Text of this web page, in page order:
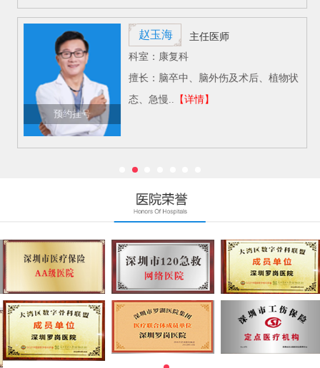
预约挂号
赵玉海
主任医师
科室：康复科
擅长：脑卒中、脑外伤及术后、植物状
态、急慢..【详情】